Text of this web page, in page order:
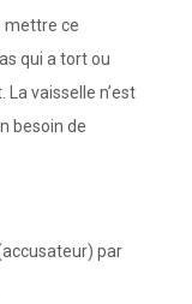
mettre ce
qui a tort ou
La vaisselle n’est
besoin de
par